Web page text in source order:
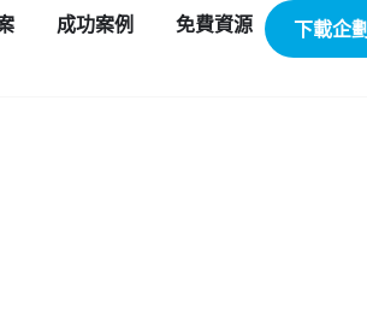
成功案例 免費資源 下載企